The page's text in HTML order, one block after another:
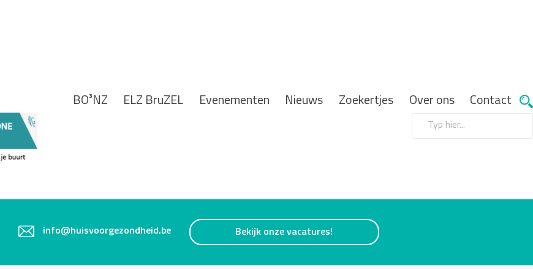
BO³NZ ELZ BruZEL Evenementen Nieuws Zoekertjes Over ons Contact
info@huisvoorgezondheid.be Bekijk onze vacatures!